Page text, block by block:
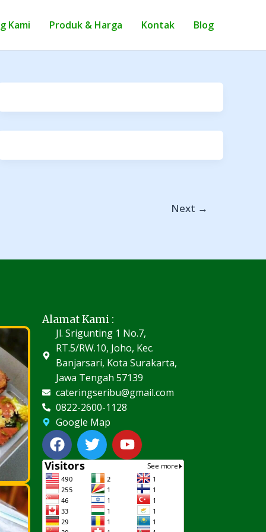
Kami Produk & Harga Kontak Blog
Next →
Alamat Kami :
Jl. Srigunting 1 No.7,
RT.5/RW.10, Joho, Kec.
Banjarsari, Kota Surakarta,
Jawa Tengah 57139
cateringseribu@gmail.com
0822-2600-1128
Google Map
F
a
c
e
b
o
o
T
w
i
t
t
e
r
Y
o
u